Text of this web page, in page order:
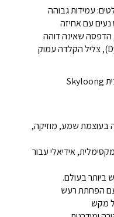
עמידות גבוהה
עם אחיזה
הדפסה שאינה דוהה
(Dye-Sublimation/Double-Shot), צליל הקלדה עמוק
בעוצמת שמע, מוזיקה,
אידיאלי עבור
ביותר בעולם.
עם הפחתת רעש
מקש